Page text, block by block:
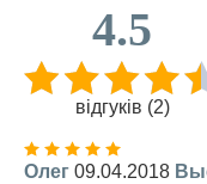
4.5
відгуків (2)
Олег 09.04.2018